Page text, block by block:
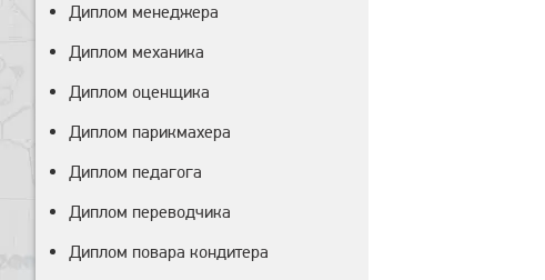
Диплом менеджера
Диплом механика
Диплом оценщика
Диплом парикмахера
Диплом педагога
Диплом переводчика
Диплом повара кондитера